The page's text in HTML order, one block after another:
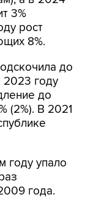
3%
рост
8%.
до
2023 году
до
(2%). В 2021
году упало
года.